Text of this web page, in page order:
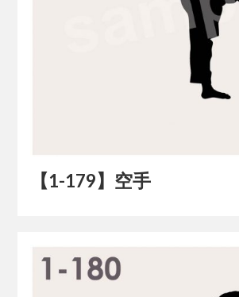
【1-179】空手